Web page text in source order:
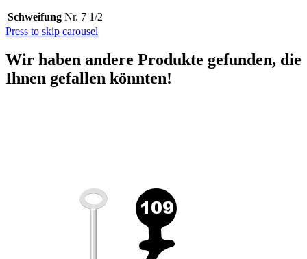
Schweifung Nr. 7 1/2
Press to skip carousel
Wir haben andere Produkte gefunden, die
Ihnen gefallen könnten!